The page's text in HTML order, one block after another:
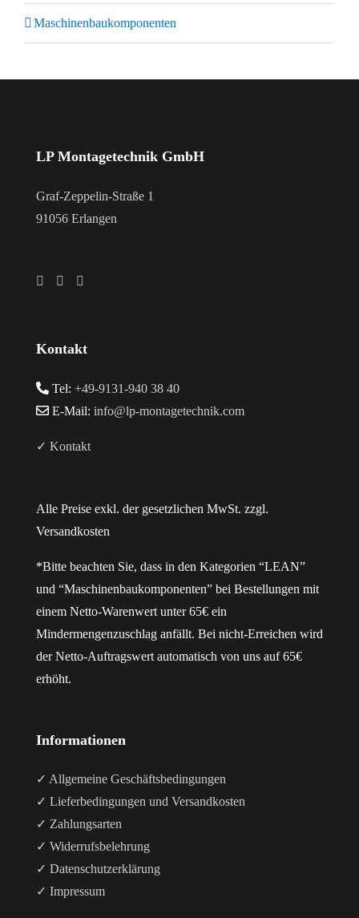
Maschinenbaukomponenten
LP Montagetechnik GmbH
Graf-Zeppelin-Straße 1
91056 Erlangen
Kontakt
Tel: +49-9131-940 38 40
E-Mail: info@lp-montagetechnik.com
✓ Kontakt
Alle Preise exkl. der gesetzlichen MwSt. zzgl.
Versandkosten
*Bitte beachten Sie, dass in den Kategorien “LEAN”
und “Maschinenbaukomponenten” bei Bestellungen mit
einem Netto-Warenwert unter 65€ ein
Mindermengenzuschlag anfällt. Bei nicht-Erreichen wird
der Netto-Auftragswert automatisch von uns auf 65€
erhöht.
Informationen
✓ Allgemeine Geschäftsbedingungen
✓ Lieferbedingungen und Versandkosten
✓ Zahlungsarten
✓ Widerrufsbelehrung
✓ Datenschutzerklärung
✓ Impressum